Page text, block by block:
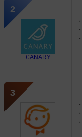
CANARY